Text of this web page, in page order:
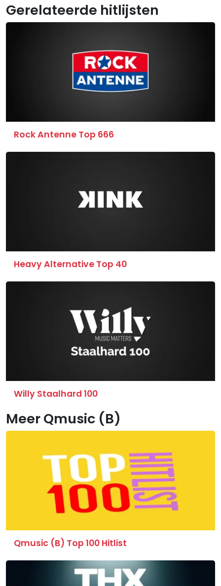
Gerelateerde hitlijsten
Rock Antenne Top 666
Heavy Alternative Top 40
Willy Staalhard 100
Meer Qmusic (B)
Qmusic (B) Top 100 Hitlist